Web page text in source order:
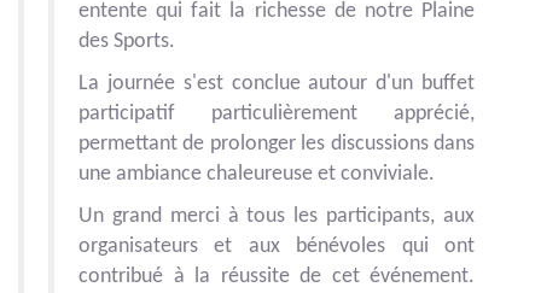
entente qui fait la richesse de notre Plaine
des Sports.
La journée s'est conclue autour d'un buffet
participatif particulièrement apprécié,
permettant de prolonger les discussions dans
une ambiance chaleureuse et conviviale.
Un grand merci à tous les participants, aux
organisateurs et aux bénévoles qui ont
contribué à la réussite de cet événement.